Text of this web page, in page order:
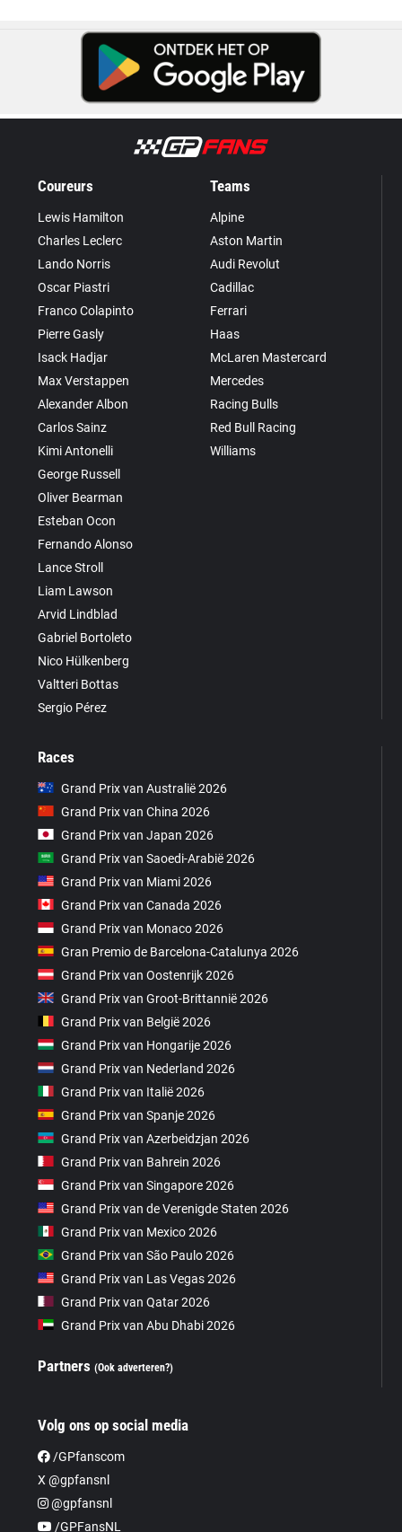
Coureurs
Lewis Hamilton
Charles Leclerc
Lando Norris
Oscar Piastri
Franco Colapinto
Pierre Gasly
Isack Hadjar
Max Verstappen
Alexander Albon
Carlos Sainz
Kimi Antonelli
George Russell
Oliver Bearman
Esteban Ocon
Fernando Alonso
Lance Stroll
Liam Lawson
Arvid Lindblad
Gabriel Bortoleto
Nico Hülkenberg
Valtteri Bottas
Sergio Pérez
Teams
Alpine
Aston Martin
Audi Revolut
Cadillac
Ferrari
Haas
McLaren Mastercard
Mercedes
Racing Bulls
Red Bull Racing
Williams
Races
Grand Prix van Australië 2026
Grand Prix van China 2026
Grand Prix van Japan 2026
Grand Prix van Saoedi-Arabië 2026
Grand Prix van Miami 2026
Grand Prix van Canada 2026
Grand Prix van Monaco 2026
Gran Premio de Barcelona-Catalunya 2026
Grand Prix van Oostenrijk 2026
Grand Prix van Groot-Brittannië 2026
Grand Prix van België 2026
Grand Prix van Hongarije 2026
Grand Prix van Nederland 2026
Grand Prix van Italië 2026
Grand Prix van Spanje 2026
Grand Prix van Azerbeidzjan 2026
Grand Prix van Bahrein 2026
Grand Prix van Singapore 2026
Grand Prix van de Verenigde Staten 2026
Grand Prix van Mexico 2026
Grand Prix van São Paulo 2026
Grand Prix van Las Vegas 2026
Grand Prix van Qatar 2026
Grand Prix van Abu Dhabi 2026
Partners(Ook adverteren?)
Volg ons op social media
/GPfanscom
X @gpfansnl
@gpfansnl
/GPFansNL